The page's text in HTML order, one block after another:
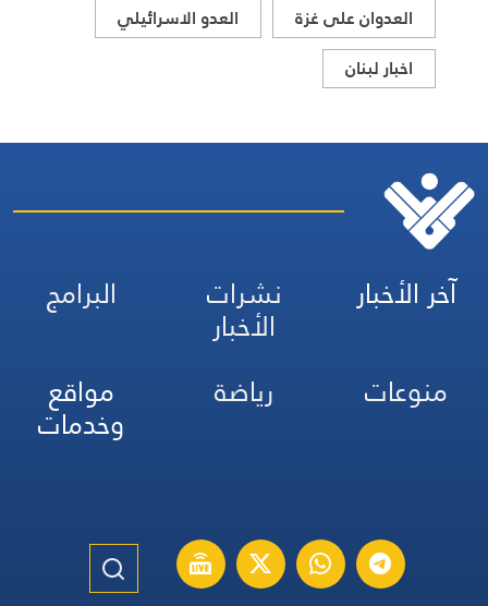
العدوان على غزة
العدو الاسرائيلي
اخبار لبنان
آخر الأخبار نشرات
الأخبار
البرامج
منوعات
رياضة مواقع
وخدمات